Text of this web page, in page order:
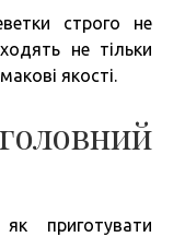
строго не
не тільки
якості.
приготувати